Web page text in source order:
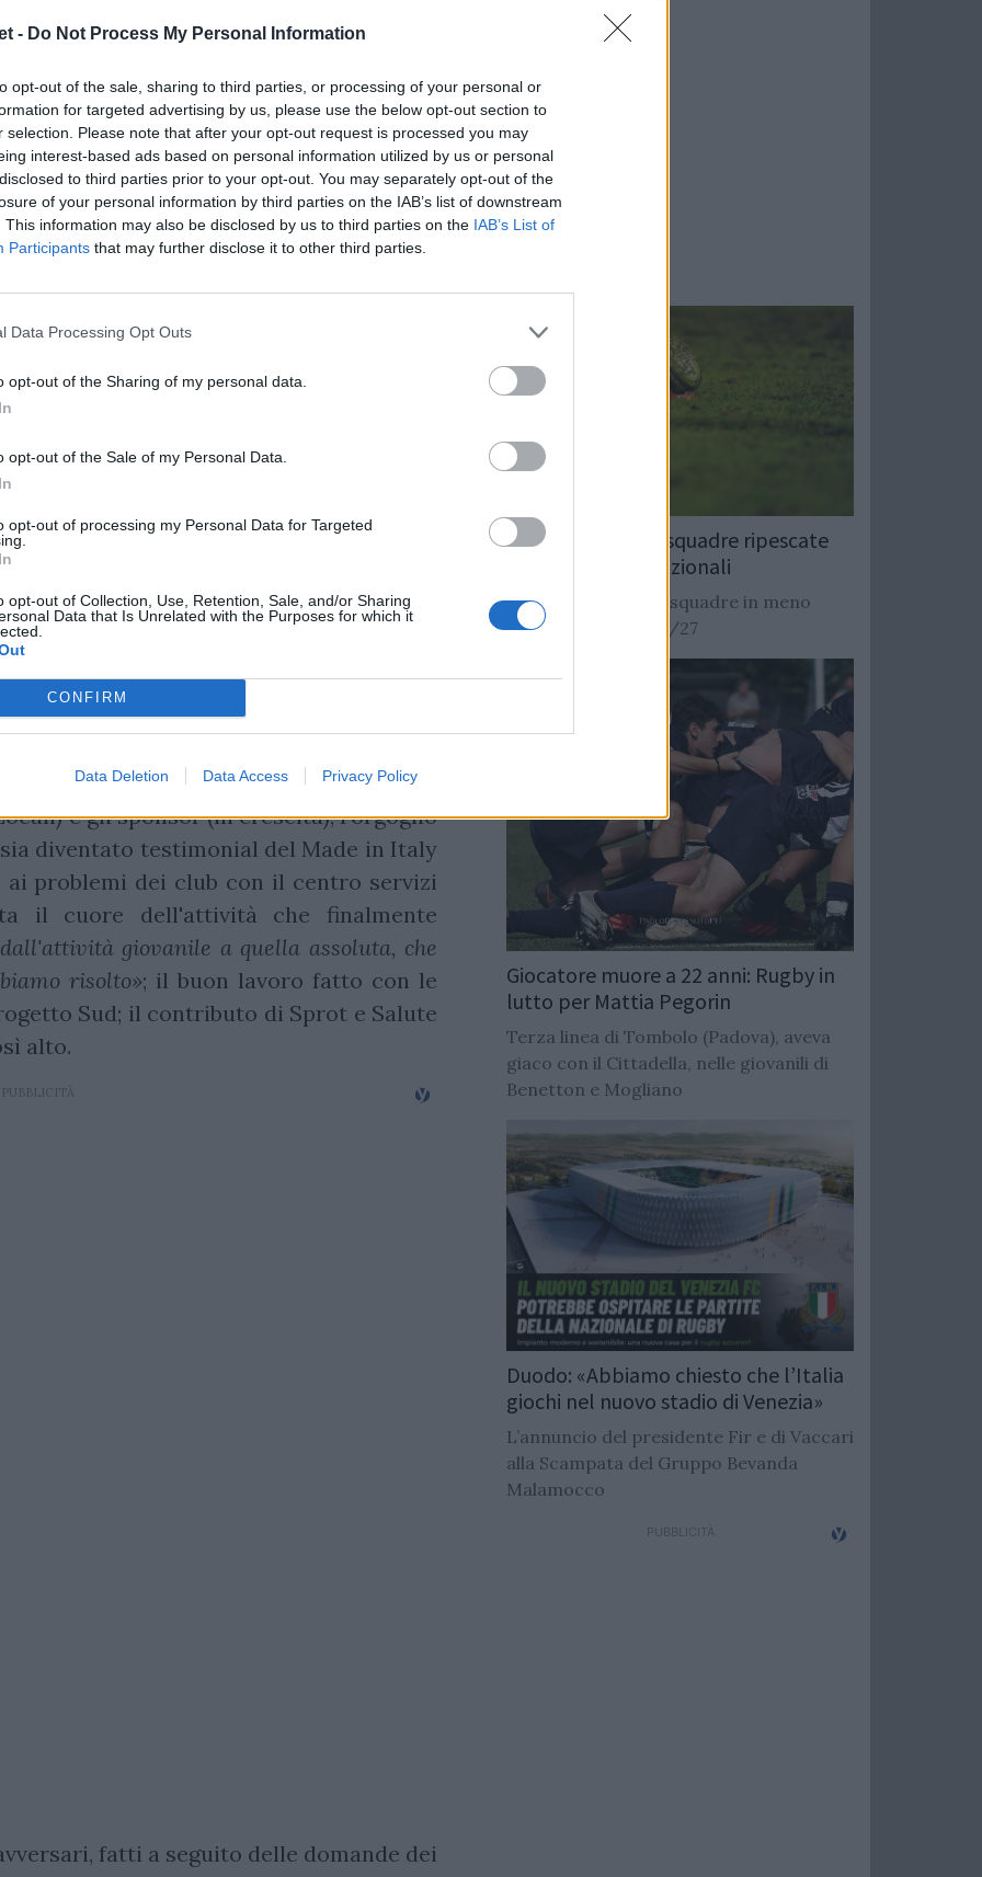
- Do Not Process My Personal Information
opt-out of the sale, sharing to third parties, or processing of your personal or
for targeted advertising by us, please use the below opt-out section to
selection. Please note that after your opt-out request is processed you may
interest-based ads based on personal information utilized by us or personal
to third parties prior to your opt-out. You may separately opt-out of the
of your personal information by third parties on the IAB’s list of downstream
This information may also be disclosed by us to third parties on the IAB’s List of
Participants that may further disclose it to other third parties.
Data Processing Opt Outs
opt-out of the Sharing of my personal data.
opt-out of the Sale of my Personal Data.
opt-out of processing my Personal Data for Targeted
opt-out of Collection, Use, Retention, Sale, and/or Sharing
Data that Is Unrelated with the Purposes for which it
CONFIRM
Data Deletion Data Access Privacy Policy
del suo movimento chiamato "Obiettivo
i risultati delle Nazionali:
nazionali siano sempre più competitive,
possiede la Fir derivano dall'attività
fatto un ottimo lavoro e lo vogliamo
movimento a livello nazionale e
in particolare con le nazionali senior,
ranking mondiale
Sei Nazioni. Ci avevano chiesto di
32 sconfitte. Il bilancio della nazionale
femminile che vince come ha sempre
20 sconfitte e un pareggio. E per la prima
che sconfitte, 8 contro 7 e un pareggio
2023 a giugno 2024».
raggiunti sono la sua gestione: la
con la
; il miglioramento dei rapporti con le
e gli sponsor (in crescita); l'orgoglio
diventato testimonial del Made in Italy
problemi dei club con il centro servizi
il cuore dell'attività che finalmente
giovanile a quella assoluta, che
risolto»; il buon lavoro fatto con le
Sud; il contributo di Sprot e Salute
alto.
fatti a seguito delle domande dei
Rugby: Record di squadre ripescate
nei campionati nazionali
Si stimano oltre 20 squadre in meno
dalla stagione 2026/27
Giocatore muore a 22 anni: Rugby in
lutto per Mattia Pegorin
Terza linea di Tombolo (Padova), aveva
giaco con il Cittadella, nelle giovanili di
Benetton e Mogliano
Duodo: «Abbiamo chiesto che l’Italia
giochi nel nuovo stadio di Venezia»
L’annuncio del presidente Fir e di Vaccari
alla Scampata del Gruppo Bevanda
Malamocco